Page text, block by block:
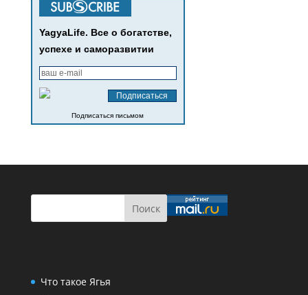
YagyaLife. Все о богатстве,
успехе и саморазвитии
Подписаться письмом
Что такое Ягья